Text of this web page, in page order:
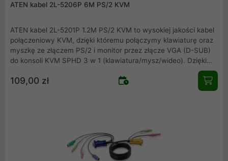
ATEN kabel 2L-5206P 6M PS/2 KVM
ATEN kabel 2L-5201P 1.2M PS/2 KVM to wysokiej jakości kabel
połączeniowy KVM, dzięki któremu połączymy klawiaturę oraz
myszkę ze złączem PS/2 i monitor przez złącze VGA (D-SUB)
do konsoli KVM SPHD 3 w 1 (klawiatura/mysz/wideo). Dzięki
stosowaniu kompatybilnych urządzeń firmy ATEN zapewniamy
pewność i jakość połączeń.
109,00 zł